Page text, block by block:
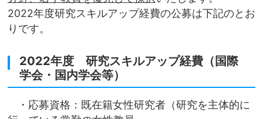
2022年度研究スキルアップ経費の公募は下記のとお
りです。
2022年度 研究スキルアップ経費（国際
学会・国内学会等）
・応募資格：既在籍女性研究者（研究を主体的に